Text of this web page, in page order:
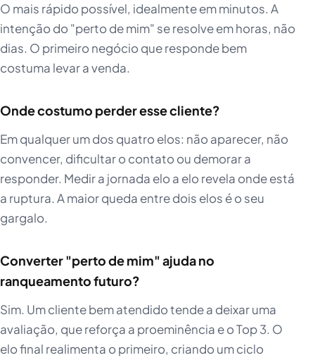
O mais rápido possível, idealmente em minutos. A
intenção do "perto de mim" se resolve em horas, não
dias. O primeiro negócio que responde bem
costuma levar a venda.
Onde costumo perder esse cliente?
Em qualquer um dos quatro elos: não aparecer, não
convencer, dificultar o contato ou demorar a
responder. Medir a jornada elo a elo revela onde está
a ruptura. A maior queda entre dois elos é o seu
gargalo.
Converter "perto de mim" ajuda no
ranqueamento futuro?
Sim. Um cliente bem atendido tende a deixar uma
avaliação, que reforça a proeminência e o Top 3. O
elo final realimenta o primeiro, criando um ciclo